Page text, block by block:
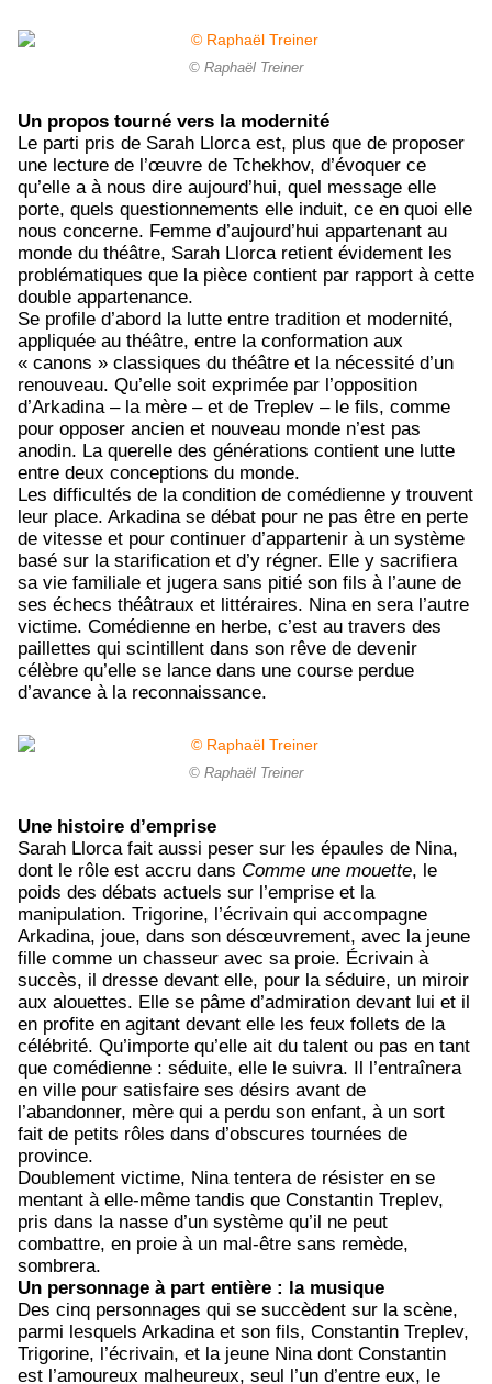
© Raphaël Treiner
Un propos tourné vers la modernité
Le parti pris de Sarah Llorca est, plus que de proposer
une lecture de l’œuvre de Tchekhov, d’évoquer ce
qu’elle a à nous dire aujourd’hui, quel message elle
porte, quels questionnements elle induit, ce en quoi elle
nous concerne. Femme d’aujourd’hui appartenant au
monde du théâtre, Sarah Llorca retient évidement les
problématiques que la pièce contient par rapport à cette
double appartenance.
Se profile d’abord la lutte entre tradition et modernité,
appliquée au théâtre, entre la conformation aux
« canons » classiques du théâtre et la nécessité d’un
renouveau. Qu’elle soit exprimée par l’opposition
d’Arkadina – la mère – et de Treplev – le fils, comme
pour opposer ancien et nouveau monde n’est pas
anodin. La querelle des générations contient une lutte
entre deux conceptions du monde.
Les difficultés de la condition de comédienne y trouvent
leur place. Arkadina se débat pour ne pas être en perte
de vitesse et pour continuer d’appartenir à un système
basé sur la starification et d’y régner. Elle y sacrifiera
sa vie familiale et jugera sans pitié son fils à l’aune de
ses échecs théâtraux et littéraires. Nina en sera l’autre
victime. Comédienne en herbe, c’est au travers des
paillettes qui scintillent dans son rêve de devenir
célèbre qu’elle se lance dans une course perdue
d’avance à la reconnaissance.
© Raphaël Treiner
Une histoire d’emprise
Sarah Llorca fait aussi peser sur les épaules de Nina,
dont le rôle est accru dans Comme une mouette, le
poids des débats actuels sur l’emprise et la
manipulation. Trigorine, l’écrivain qui accompagne
Arkadina, joue, dans son désœuvrement, avec la jeune
fille comme un chasseur avec sa proie. Écrivain à
succès, il dresse devant elle, pour la séduire, un miroir
aux alouettes. Elle se pâme d’admiration devant lui et il
en profite en agitant devant elle les feux follets de la
célébrité. Qu’importe qu’elle ait du talent ou pas en tant
que comédienne : séduite, elle le suivra. Il l’entraînera
en ville pour satisfaire ses désirs avant de
l’abandonner, mère qui a perdu son enfant, à un sort
fait de petits rôles dans d’obscures tournées de
province.
Doublement victime, Nina tentera de résister en se
mentant à elle-même tandis que Constantin Treplev,
pris dans la nasse d’un système qu’il ne peut
combattre, en proie à un mal-être sans remède,
sombrera.
Un personnage à part entière : la musique
Des cinq personnages qui se succèdent sur la scène,
parmi lesquels Arkadina et son fils, Constantin Treplev,
Trigorine, l’écrivain, et la jeune Nina dont Constantin
est l’amoureux malheureux, seul l’un d’entre eux, le